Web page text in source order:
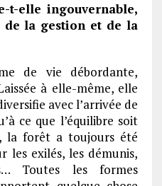
t-elle ingouvernable,
de la gestion et de la
de vie débordante,
à elle-même, elle
avec l’arrivée de
ce que l’équilibre soit
la forêt a toujours été
les exilés, les démunis,
Toutes les formes